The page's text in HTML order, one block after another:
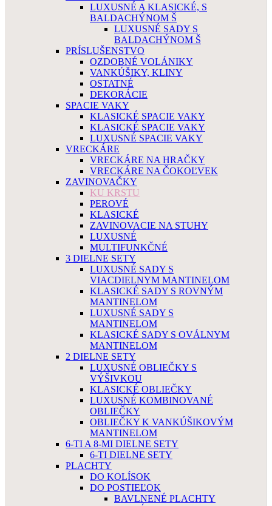
LUXUSNÉ A KLASICKÉ, S
BALDACHÝNOM Š
LUXUSNÉ SADY S
BALDACHÝNOM Š
PRÍSLUŠENSTVO
OZDOBNÉ VOLÁNIKY
VANKÚŠIKY, KLINY
OSTATNÉ
DEKORÁCIE
SPACIE VAKY
KLASICKÉ SPACIE VAKY
KLASICKÉ SPACIE VAKY
LUXUSNÉ SPACIE VAKY
VRECKÁRE
VRECKÁRE NA HRAČKY
VRECKÁRE NA ČOKOĽVEK
ZAVINOVAČKY
KU KRSTU
PEROVÉ
KLASICKÉ
ZAVINOVACIE NA STUHY
LUXUSNÉ
MULTIFUNKČNÉ
3 DIELNE SETY
LUXUSNÉ SADY S
VIACDIELNYM MANTINELOM
KLASICKÉ SADY S ROVNÝM
MANTINELOM
LUXUSNÉ SADY S
MANTINELOM
KLASICKÉ SADY S OVÁLNYM
MANTINELOM
2 DIELNE SETY
LUXUSNÉ OBLIEČKY S
VÝŠIVKOU
KLASICKÉ OBLIEČKY
LUXUSNÉ KOMBINOVANÉ
OBLIEČKY
OBLIEČKY K VANKÚŠIKOVÝM
MANTINELOM
6-TI A 8-MI DIELNE SETY
6-TI DIELNE SETY
PLACHTY
DO KOLÍSOK
DO POSTIEĽOK
BAVLNENÉ PLACHTY